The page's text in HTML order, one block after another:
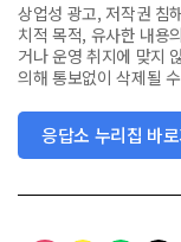
상업성 광고, 저작권 침
치적 목적, 유사한 내용
거나 운영 취지에 맞지
의해 통보없이 삭제될
응답소 누리집 바